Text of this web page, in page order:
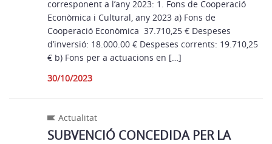
corresponent a l’any 2023: 1. Fons de Cooperació
Econòmica i Cultural, any 2023 a) Fons de
Cooperació Econòmica 37.710,25 € Despeses
d’inversió: 18.000.00 € Despeses corrents: 19.710,25
€ b) Fons per a actuacions en […]
30/10/2023
Actualitat
SUBVENCIÓ CONCEDIDA PER LA